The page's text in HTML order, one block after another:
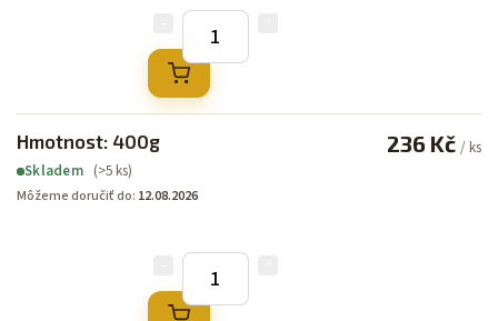
Hmotnost: 400g
Skladem (>5 ks)
Môžeme doručiť do: 12.08.2026
236 Kč / ks